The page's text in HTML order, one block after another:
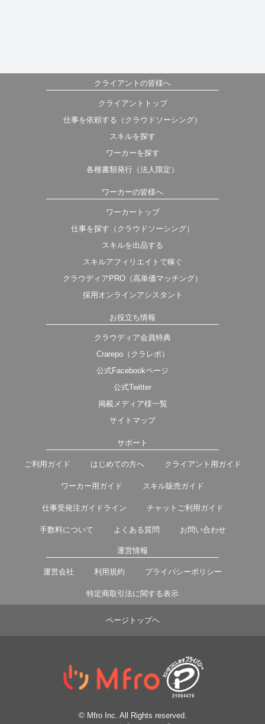
クライアントの皆様へ
クライアントトップ
仕事を依頼する（クラウドソーシング）
スキルを探す
ワーカーを探す
各種書類発行（法人限定）
ワーカーの皆様へ
ワーカートップ
仕事を探す（クラウドソーシング）
スキルを出品する
スキルアフィリエイトで稼ぐ
クラウディアPRO（高単価マッチング）
採用オンラインアシスタント
お役立ち情報
クラウディア会員特典
Crarepo（クラレポ）
公式Facebookページ
公式Twitter
掲載メディア様一覧
サイトマップ
サポート
ご利用ガイド はじめての方へ クライアント用ガイド
ワーカー用ガイド スキル販売ガイド
仕事受発注ガイドライン チャットご利用ガイド
手数料について よくある質問 お問い合わせ
運営情報
運営会社 利用規約 プライバシーポリシー
特定商取引法に関する表示
ページトップヘ
© Mfro Inc. All Rights reserved.